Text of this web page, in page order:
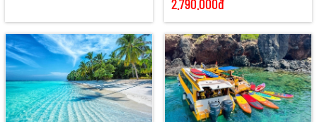
2.790.000đ